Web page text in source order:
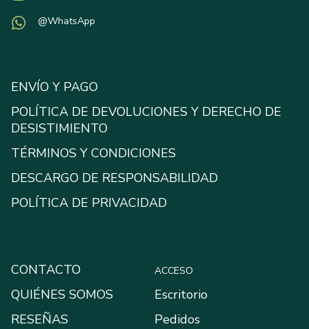
@WhatsApp
ENVÍO Y PAGO
POLÍTICA DE DEVOLUCIONES Y DERECHO DE
DESISTIMIENTO
TÉRMINOS Y CONDICIONES
DESCARGO DE RESPONSABILIDAD
POLÍTICA DE PRIVACIDAD
CONTACTO
QUIÉNES SOMOS
RESEÑAS
ACCESO
Escritorio
Pedidos